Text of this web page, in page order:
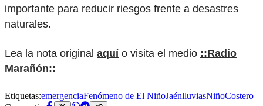
importante para reducir riesgos frente a desastres
naturales.
Lea la nota original aquí o visita el medio ::Radio
Marañón::
Etiquetas:emergenciaFenómeno de El NiñoJaénlluviasNiñoCostero